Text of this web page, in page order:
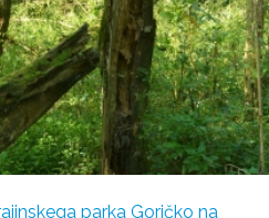
parka Goričko na